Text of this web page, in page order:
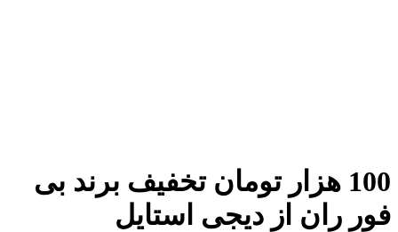
100 هزار تومان تخفیف برند بی
فور ران از دیجی استایل